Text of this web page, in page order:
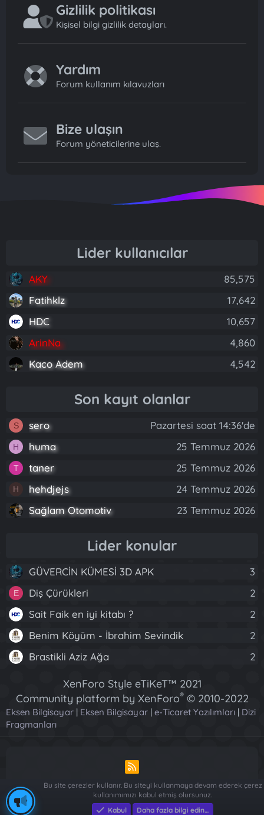
Gizlilik politikası
Kişisel bilgi gizlilik detayları.
Yardım
Forum kullanım kılavuzları
Bize ulaşın
Forum yöneticilerine ulaş.
Lider kullanıcılar
AKY
85,575
Fatihklz
17,642
HDC
10,657
ArinNa
4,860
Kaco Adem
4,542
Son kayıt olanlar
S sero Pazartesi saat 14:36'de
H huma 25 Temmuz 2026
T taner 25 Temmuz 2026
H hehdjejs
24 Temmuz 2026
Sağlam Otomotiv
23 Temmuz 2026
Lider konular
GÜVERCİN KÜMESİ 3D APK 3
E Diş Çürükleri
2
Sait Faik en iyi kitabı ?
2
Benim Köyüm - İbrahim Sevindik
2
Brastikli Aziz Ağa
2
XenForo Style eTiKeT™ 2021
Community platform by XenForo® © 2010-2022
XenForo Ltd.
[XGT] Forum statistics system
Eksen Bilgisayar | Eksen Bilgisayar | e-Ticaret Yazılımları | Dizi
Fragmanları
R
S
Piese Auto Dacia Arges-Piese Auto Dacia Arges-Renault ve
Dacia Yedek Parça - Sağlam Otomotiv
Bu site çerezler kullanır. Bu siteyi kullanmaya devam ederek çerez
kullanımımızı kabul etmiş olursunuz.
Kabul
Daha fazla bilgi edin…